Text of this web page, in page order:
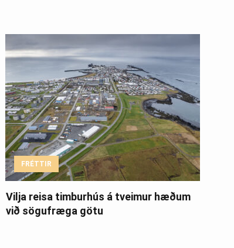
FRÉTTIR
Vilja reisa timburhús á tveimur hæðum
við sögufræga götu